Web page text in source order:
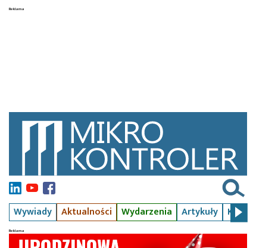
Wywiady Aktualności Wydarzenia Artykuły Kursy